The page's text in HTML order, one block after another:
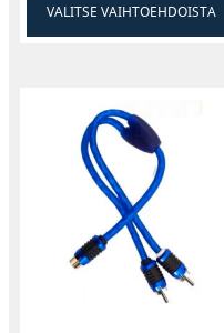
VALITSE VAIHTOEHDOISTA